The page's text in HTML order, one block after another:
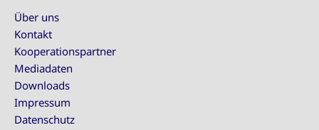
Über uns
Kontakt
Kooperationspartner
Mediadaten
Downloads
Impressum
Datenschutz